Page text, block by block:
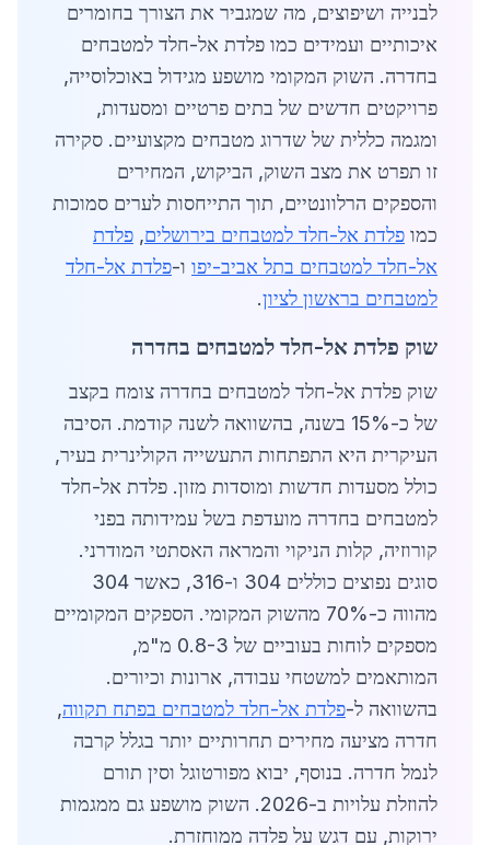
לבנייה ושיפוצים, מה שמגביר את הצורך בחומרים
איכותיים ועמידים כמו פלדת אל-חלד למטבחים
בחדרה. השוק המקומי מושפע מגידול באוכלוסייה,
פרויקטים חדשים של בתים פרטיים ומסעדות,
ומגמה כללית של שדרוג מטבחים מקצועיים. סקירה
זו תפרט את מצב השוק, הביקוש, המחירים
והספקים הרלוונטיים, תוך התייחסות לערים סמוכות
כמו פלדת אל-חלד למטבחים בירושלים, פלדת
אל-חלד למטבחים בתל אביב-יפו ו-פלדת אל-חלד
למטבחים בראשון לציון.
שוק פלדת אל-חלד למטבחים בחדרה
שוק פלדת אל-חלד למטבחים בחדרה צומח בקצב
של כ-15% בשנה, בהשוואה לשנה קודמת. הסיבה
העיקרית היא התפתחות התעשייה הקולינרית בעיר,
כולל מסעדות חדשות ומוסדות מזון. פלדת אל-חלד
למטבחים בחדרה מועדפת בשל עמידותה בפני
קורוזיה, קלות הניקוי והמראה האסתטי המודרני.
סוגים נפוצים כוללים 304 ו-316, כאשר 304
מהווה כ-70% מהשוק המקומי. הספקים המקומיים
מספקים לוחות בעוביים של 0.8-3 מ"מ,
המותאמים למשטחי עבודה, ארונות וכיורים.
בהשוואה ל-פלדת אל-חלד למטבחים בפתח תקווה,
חדרה מציעה מחירים תחרותיים יותר בגלל קרבה
לנמל חדרה. בנוסף, יבוא מפורטוגל וסין תורם
להוזלת עלויות ב-2026. השוק מושפע גם ממגמות
ירוקות, עם דגש על פלדה ממוחזרת.